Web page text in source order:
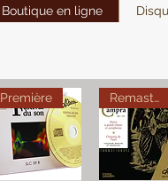
Boutique en ligne
Première Remasterisation